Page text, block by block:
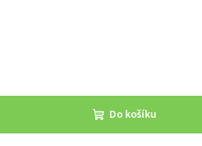
Do košíku